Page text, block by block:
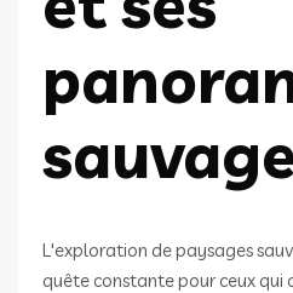
L'exploration de paysages
quête constante pour ceux qui